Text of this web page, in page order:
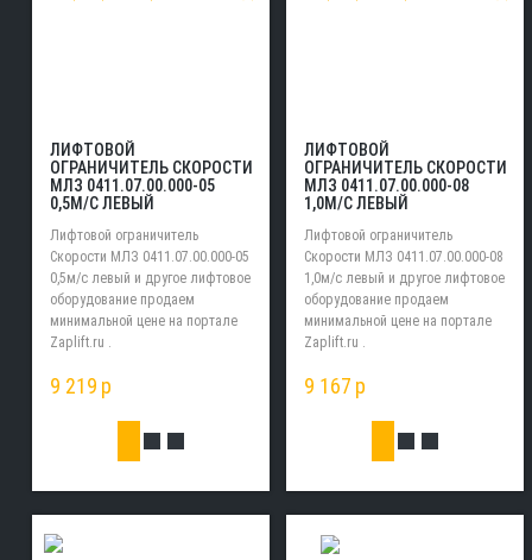
ЛИФТОВОЙ
ОГРАНИЧИТЕЛЬ СКОРОСТИ
МЛЗ 0411.07.00.000-05
0,5М/С ЛЕВЫЙ
Лифтовой ограничитель
Скорости МЛЗ 0411.07.00.000-05
0,5м/с левый и другое лифтовое
оборудование продаем
минимальной цене на портале
Zaplift.ru .
9 219 p
ЛИФТОВОЙ
ОГРАНИЧИТЕЛЬ СКОРОСТИ
МЛЗ 0411.07.00.000-08
1,0М/С ЛЕВЫЙ
Лифтовой ограничитель
Скорости МЛЗ 0411.07.00.000-08
1,0м/с левый и другое лифтовое
оборудование продаем
минимальной цене на портале
Zaplift.ru .
9 167 p